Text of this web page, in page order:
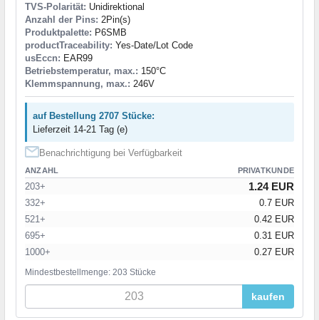
TVS-Polarität: Unidirektional
Anzahl der Pins: 2Pin(s)
Produktpalette: P6SMB
productTraceability: Yes-Date/Lot Code
usEccn: EAR99
Betriebstemperatur, max.: 150°C
Klemmspannung, max.: 246V
auf Bestellung 2707 Stücke:
Lieferzeit 14-21 Tag (e)
Benachrichtigung bei Verfügbarkeit
ANZAHL PRIVATKUNDE
203+ 1.24 EUR
332+
0.7 EUR
521+
0.42 EUR
695+
0.31 EUR
1000+
0.27 EUR
Mindestbestellmenge: 203 Stücke
kaufen